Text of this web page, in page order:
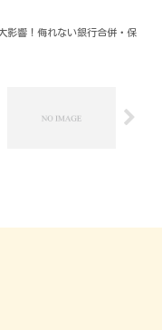
影響！侮れない銀行合併・保